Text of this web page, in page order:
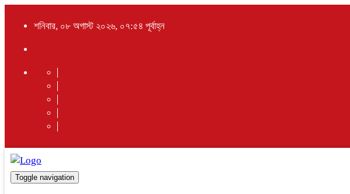
শনিবার, ০৮ অগাস্ট ২০২৬, ০৭:৫৪ পূর্বাহ্ন
Toggle navigation